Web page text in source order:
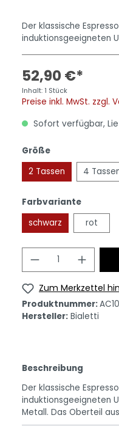
Der klassische
induktionsgeeigneten
52,90 €*
Inhalt: 1 Stück
Preise inkl. MwSt. zzgl.
Sofort verfügbar,
Größe
2 Tassen
4
Farbvariante
schwarz
rot
Zum Merkzettel
Produktnummer:
Hersteller: Bialetti
Beschreibung
Der klassische
induktionsgeeigneten
Metall. Das Oberteil